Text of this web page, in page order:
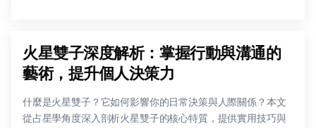
火星雙子深度解析：掌握行動與溝通的
藝術，提升個人決策力
什麼是火星雙子？它如何影響你的日常決策與人際關係？本文
從占星學角度深入剖析火星雙子的核心特質，提供實用技巧與